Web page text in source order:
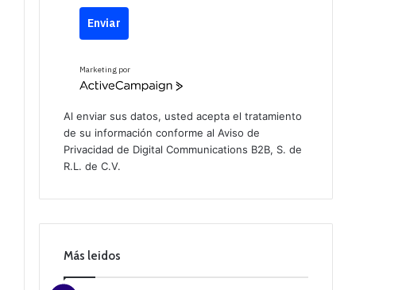
Enviar
Marketing por
A
v
e
p
i
n
Al enviar sus datos, usted acepta el tratamiento
de su información conforme alAviso de
Privacidad de Digital Communications B2B, S. de
R.L. de C.V.
Más leidos